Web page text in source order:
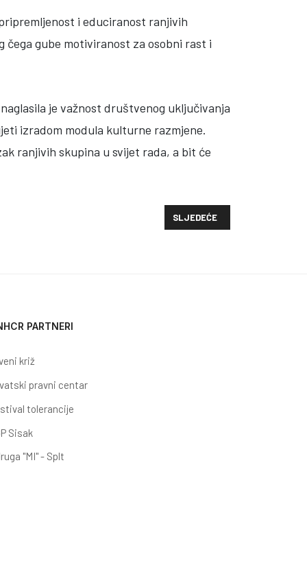
i educiranost ranjivih
gube motiviranost za osobni rast i
je važnost društvenog uključivanja
izradom modula kulturne razmjene.
ranjivih skupina u svijet rada, a bit će
NATIONALS SLJEDEĆI ČLANAK: CRVENI
SLJEDEĆE
PARTNERI
križ
pravni centar
tolerancije
Sisak
"MI" - Splt